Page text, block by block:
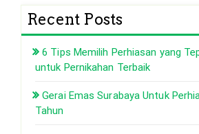
Recent Posts
6 Tips Memilih Perhiasan yang
untuk Pernikahan Terbaik
Gerai Emas Surabaya Untuk
Tahun